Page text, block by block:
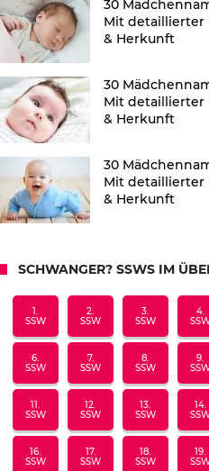
30
Mit detaillierter
& Herkunft
30
Mit detaillierter
& Herkunft
30
Mit detaillierter
& Herkunft
SCHWANGER? SSWS IM
1.
SSW
2.
SSW
3.
SSW
4.
6.
SSW
7.
SSW
8.
SSW
9.
11.
SSW
12.
SSW
13.
SSW
14.
16.
SSW
17.
SSW
18.
SSW
19.